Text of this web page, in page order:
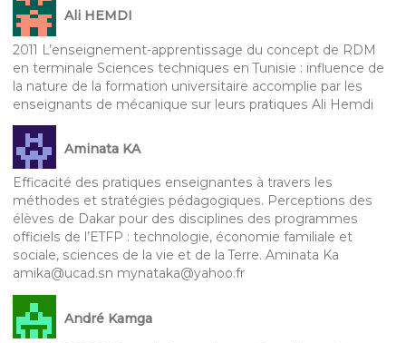
Ali HEMDI
2011 L’enseignement-apprentissage du concept de RDM
en terminale Sciences techniques en Tunisie : influence de
la nature de la formation universitaire accomplie par les
enseignants de mécanique sur leurs pratiques Ali Hemdi
Aminata KA
Efficacité des pratiques enseignantes à travers les
méthodes et stratégies pédagogiques. Perceptions des
élèves de Dakar pour des disciplines des programmes
officiels de l’ETFP : technologie, économie familiale et
sociale, sciences de la vie et de la Terre. Aminata Ka
amika@ucad.sn mynataka@yahoo.fr
André Kamga